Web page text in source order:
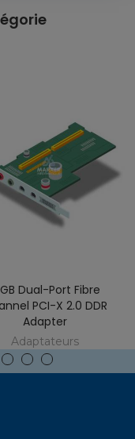
Dual-Port Fibre
PCI-X 2.0 DDR
Adapter
Adaptateurs